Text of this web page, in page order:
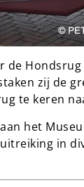
de
zij de
te keren
het
in